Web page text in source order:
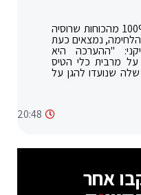
בפנטגון אומרים כי קרוב ל-100% מהכוחות שרוסיה
הלחימה, נמצאים כעת
"ההערכה היא
מרבית כלי הטיס
שנועדו להגן על
20:48
אחר